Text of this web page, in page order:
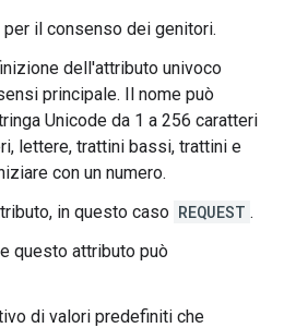
il consenso dei genitori.
dell'attributo univoco
principale. Il nome può
Unicode da 1 a 256 caratteri
lettere, trattini bassi, trattini e
con un numero.
in questo caso REQUEST .
questo attributo può
di valori predefiniti che